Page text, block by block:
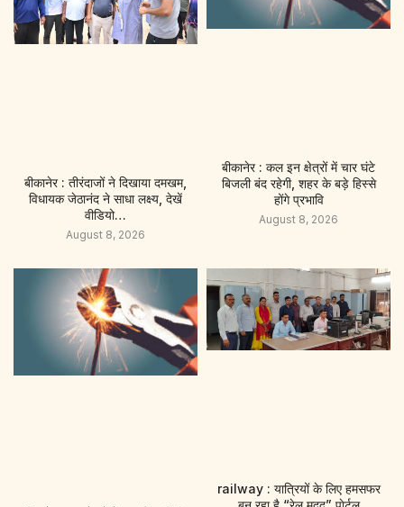
बीकानेर : तीरंदाजों ने दिखाया दमखम,
विधायक जेठानंद ने साधा लक्ष्य, देखें
वीडियो…
August 8, 2026
बीकानेर : कल इन क्षेत्रों में चार घंटे
बिजली बंद रहेगी, शहर के बड़े हिस्से
होंगे प्रभावि
August 8, 2026
railway : यात्रियों के लिए हमसफर